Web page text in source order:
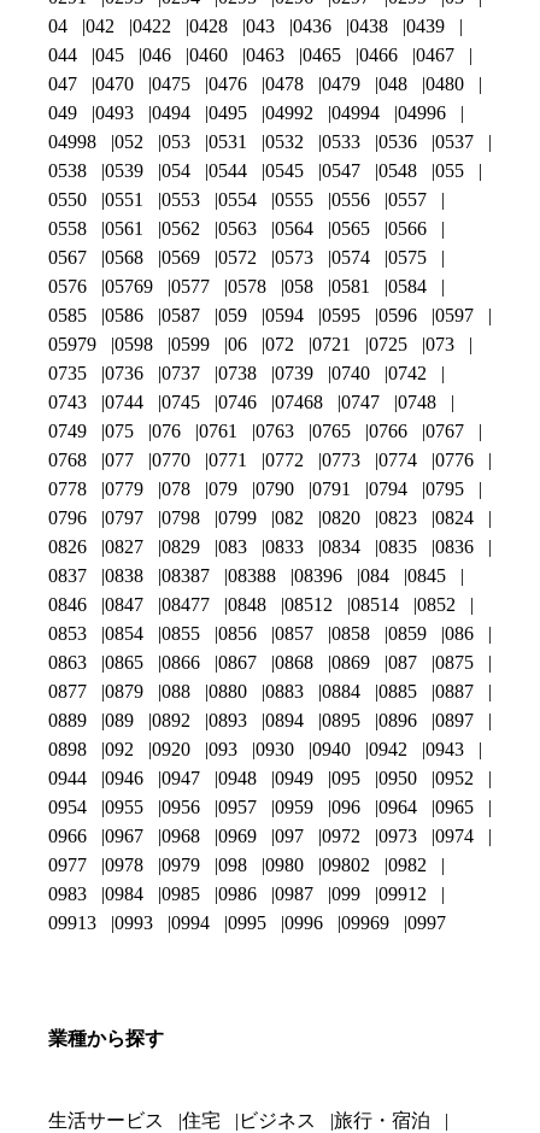
04
042 0422 0428 043 0436 0438
0439
044
045 046 0460 0463 0465 0466
0467
047
0470 0475 0476 0478 0479 048
0480
049
0493 0494 0495 04992 04994
04996
04998
052 053 0531 0532 0533 0536
0537
0538
0539 054 0544 0545 0547 0548
055
0550
0551 0553 0554 0555 0556
0557
0558
0561 0562 0563 0564 0565
0566
0567
0568 0569 0572 0573 0574
0575
0576
05769 0577 0578 058 0581
0584
0585
0586 0587 059 0594 0595 0596
0597
05979
0598 0599 06 072 0721 0725
073
0735
0736 0737 0738 0739 0740
0742
0743
0744 0745 0746 07468 0747
0748
0749
075 076 0761 0763 0765 0766
0767
0768
077 0770 0771 0772 0773 0774
0776
0778
0779 078 079 0790 0791 0794
0795
0796
0797 0798 0799 082 0820 0823
0824
0826
0827 0829 083 0833 0834 0835
0836
0837
0838 08387 08388 08396 084
0845
0846
0847 08477 0848 08512 08514
0852
0853
0854 0855 0856 0857 0858 0859
086
0863
0865 0866 0867 0868 0869 087
0875
0877
0879 088 0880 0883 0884 0885
0887
0889
089 0892 0893 0894 0895 0896
0897
0898
092 0920 093 0930 0940 0942
0943
0944
0946 0947 0948 0949 095 0950
0952
0954
0955 0956 0957 0959 096 0964
0965
0966
0967 0968 0969 097 0972 0973
0974
0977
0978 0979 098 0980 09802
0982
0983
0984 0985 0986 0987 099
09912
09913
0993 0994 0995 0996 09969 0997
業種から探す
生活サービス 住宅 ビジネス
旅行・宿泊